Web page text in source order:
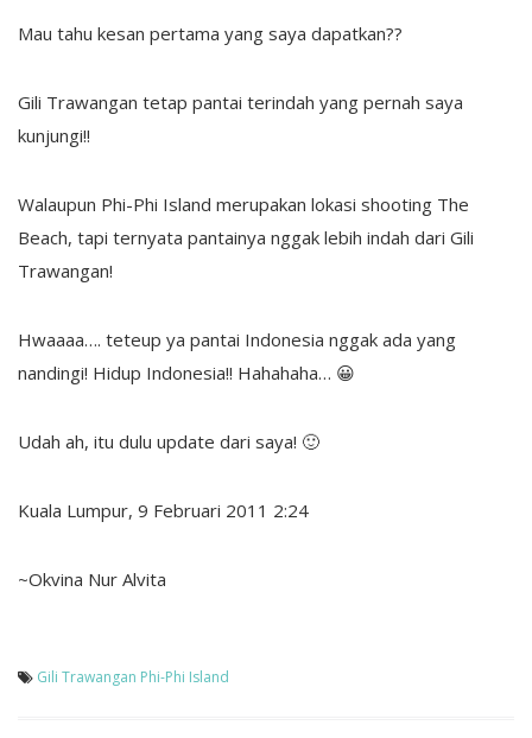
Mau tahu kesan pertama yang saya dapatkan??
Gili Trawangan tetap pantai terindah yang pernah saya
kunjungi!!
Walaupun Phi-Phi Island merupakan lokasi shooting The
Beach, tapi ternyata pantainya nggak lebih indah dari Gili
Trawangan!
Hwaaaa…. teteup ya pantai Indonesia nggak ada yang
nandingi! Hidup Indonesia!! Hahahaha… 😀
Udah ah, itu dulu update dari saya! 🙂
Kuala Lumpur, 9 Februari 2011 2:24
~Okvina Nur Alvita
Gili Trawangan Phi-Phi Island